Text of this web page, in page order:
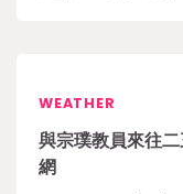
WEATHER
與宗璞教員來往
網